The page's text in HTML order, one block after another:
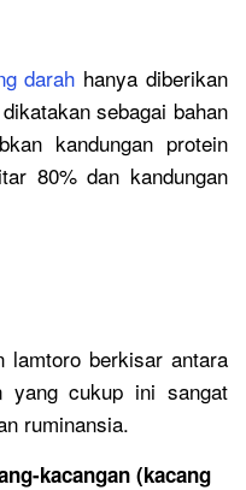
darah hanya diberikan
sebagai bahan
kandungan protein
80% dan kandungan
lamtoro berkisar antara
yang cukup ini sangat
ruminansia.
kacangan (kacang